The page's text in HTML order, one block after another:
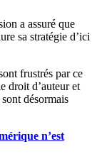
a assuré que
sa stratégie d’ici
frustrés par ce
droit d’auteur et
désormais
n’est